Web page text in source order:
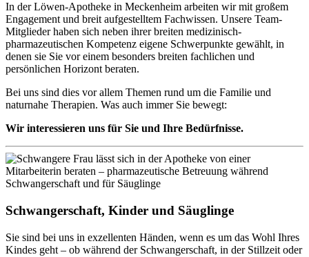
In der Löwen-Apotheke in Meckenheim arbeiten wir mit großem
Engagement und breit aufgestelltem Fachwissen. Unsere Team-
Mitglieder haben sich neben ihrer breiten medizinisch-
pharmazeutischen Kompetenz eigene Schwerpunkte gewählt, in
denen sie Sie vor einem besonders breiten fachlichen und
persönlichen Horizont beraten.
Bei uns sind dies vor allem Themen rund um die Familie und
naturnahe Therapien. Was auch immer Sie bewegt:
Wir interessieren uns für Sie und Ihre Bedürfnisse.
Schwangerschaft, Kinder und Säuglinge
Sie sind bei uns in exzellenten Händen, wenn es um das Wohl Ihres
Kindes geht – ob während der Schwangerschaft, in der Stillzeit oder